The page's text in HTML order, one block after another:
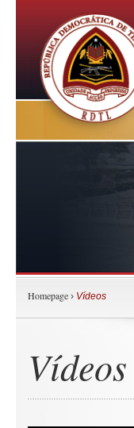
Homepage › Vídeos
Vídeos